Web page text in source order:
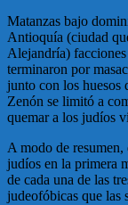
Matanzas bajo
Antioquía (ciudad
Alejandría)
terminaron por
junto con los huesos
Zenón se limitó a
quemar a los judíos
A modo de
judíos en la primera
de cada una de las
judeofóbicas que las